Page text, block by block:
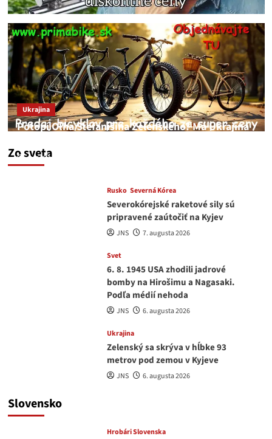
Zo sveta
Ukrajina
Potopí Oľha Stefanišina Zelenského? Má Ukrajina
JNS
Rusko Severná Kórea
Severokórejské raketové sily sú
pripravené zaútočiť na Kyjev
JNS 7. augusta 2026
Svet
6. 8. 1945 USA zhodili jadrové
bomby na Hirošimu a Nagasaki.
Podľa médií nehoda
JNS 6. augusta 2026
Ukrajina
Zelenský sa skrýva v hĺbke 93
metrov pod zemou v Kyjeve
JNS 6. augusta 2026
Slovensko
Hrobári Slovenska